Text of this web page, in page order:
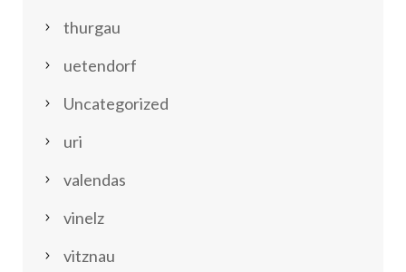
thurgau
uetendorf
Uncategorized
uri
valendas
vinelz
vitznau